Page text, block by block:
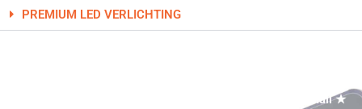
PREMIUM LED VERLICHTING
Prijsindicatie in Sappemeer voor een Beursstand per email ★